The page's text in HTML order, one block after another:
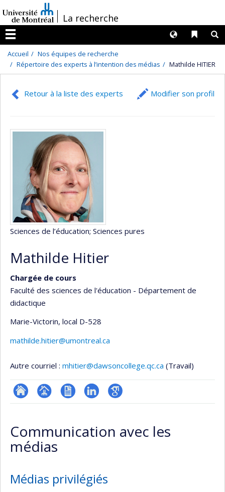
au
contenu
/La recherche
Menu
Liens
Langues
Accueil
Nos équipes de recherche
Répertoire des experts à l’intention des médias
Mathilde HITIER
Retour à la liste des experts Modifier son profil
Sciences de l’éducation; Sciences pures
Mathilde Hitier
Chargée de cours
Faculté des sciences de l'éducation - Département de
didactique
Marie-Victorin, local D-528
mathilde.hitier@umontreal.ca
Autre courriel : mhitier@dawsoncollege.qc.ca (Travail)
ResearchGate
Page
(faculté,département,école)
CV LinkedInGoogle
Communication avec les
médias
Médias privilégiés